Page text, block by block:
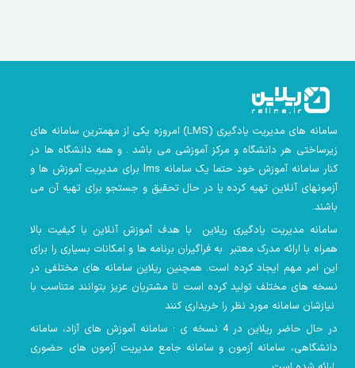
سامانه های مدیریت یادگیری (LMS) امروزه یکی از مهمترین سامانه های
زیرساختی هر دانشگاه و مرکز آموزشی می باشد . و همه دانشگاه ها در
کنار سامانه آموزش خود حتما یک سامانه lms
برای مدیریت آموزش ها و
آزمونهای آنلاین تهیه کرده یا در حال تحقیق و جستجو برای تهیه آن می
باشند.
سامانه مدیریت یادگیری ریلاین با هدف آموزش آنلاین با کیفیت بالا
همراه با ارائه مدرک معتبر به فراگیران برنامه ها و امکانات بسیاری را برای
این امر مهم ایجاد کرده است. همچنین ریلاین سامانه های مختلفی در
نسخه های مختلف تولید کرده است تا مشتریان عزیز بتوانند متناسب با
در حال حاضر ریلاین در 4 نسخه ی : سامانه آموزش های آزاد، سامانه
دانشگاهی، سامانه آزمون و سامانه جامع مدیریت آزمون های حضوری